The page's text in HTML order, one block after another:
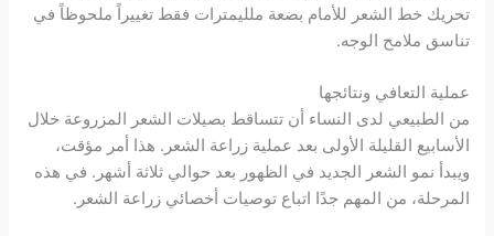
تحريك خط الشعر للأمام بضعة ملليمترات فقط تغييراً ملحوظاً في
تناسق ملامح الوجه.
عملية التعافي ونتائجها
من الطبيعي لدى النساء أن تتساقط بصيلات الشعر المزروعة خلال
الأسابيع القليلة الأولى بعد عملية زراعة الشعر. هذا أمر مؤقت،
ويبدأ نمو الشعر الجديد في الظهور بعد حوالي ثلاثة أشهر. في هذه
المرحلة، من المهم جدًا اتباع توصيات أخصائي زراعة الشعر.